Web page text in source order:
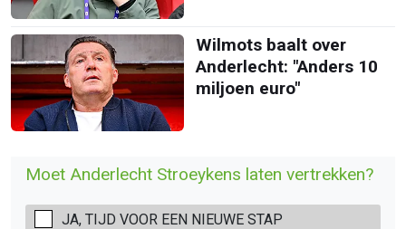
Wilmots baalt over
Anderlecht: "Anders 10
miljoen euro"
Moet Anderlecht Stroeykens laten vertrekken?
JA, TIJD VOOR EEN NIEUWE STAP